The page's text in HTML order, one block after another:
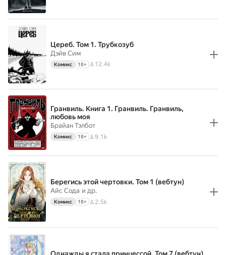
Цереб. Том 1. Трубкозуб
Дэйв Сим
Комикс 18+ 12.4k
Гранвиль. Книга 1. Гранвиль. Гранвиль,
любовь моя
Брайан Тэлбот
Комикс 18+ 9.1k
Берегись этой чертовки. Том 1 (вебтун)
Айс Сода и др.
Комикс 18+ 2.5k